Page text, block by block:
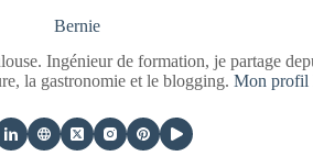
Bernie
Ingénieur de formation, je partage
la gastronomie et le blogging.Mon profil